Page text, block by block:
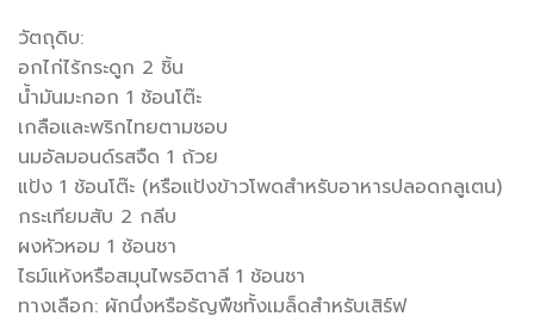
วัตถุดิบ:
อกไก่ไร้กระดูก 2 ชิ้น
น้ำมันมะกอก 1 ช้อนโต๊ะ
เกลือและพริกไทยตามชอบ
นมอัลมอนด์รสจืด 1 ถ้วย
แป้ง 1 ช้อนโต๊ะ (หรือแป้งข้าวโพดสำหรับอาหารปลอดกลูเตน)
กระเทียมสับ 2 กลีบ
ผงหัวหอม 1 ช้อนชา
ไธม์แห้งหรือสมุนไพรอิตาลี 1 ช้อนชา
ทางเลือก: ผักนึ่งหรือธัญพืชทั้งเมล็ดสำหรับเสิร์ฟ